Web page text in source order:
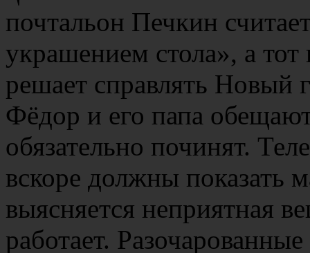
почтальон Печкин
украшением стола», а
решает справлять Новый
Фёдор и его папа
обязательно починят.
вскоре должны показать
выясняется неприятная
работает.